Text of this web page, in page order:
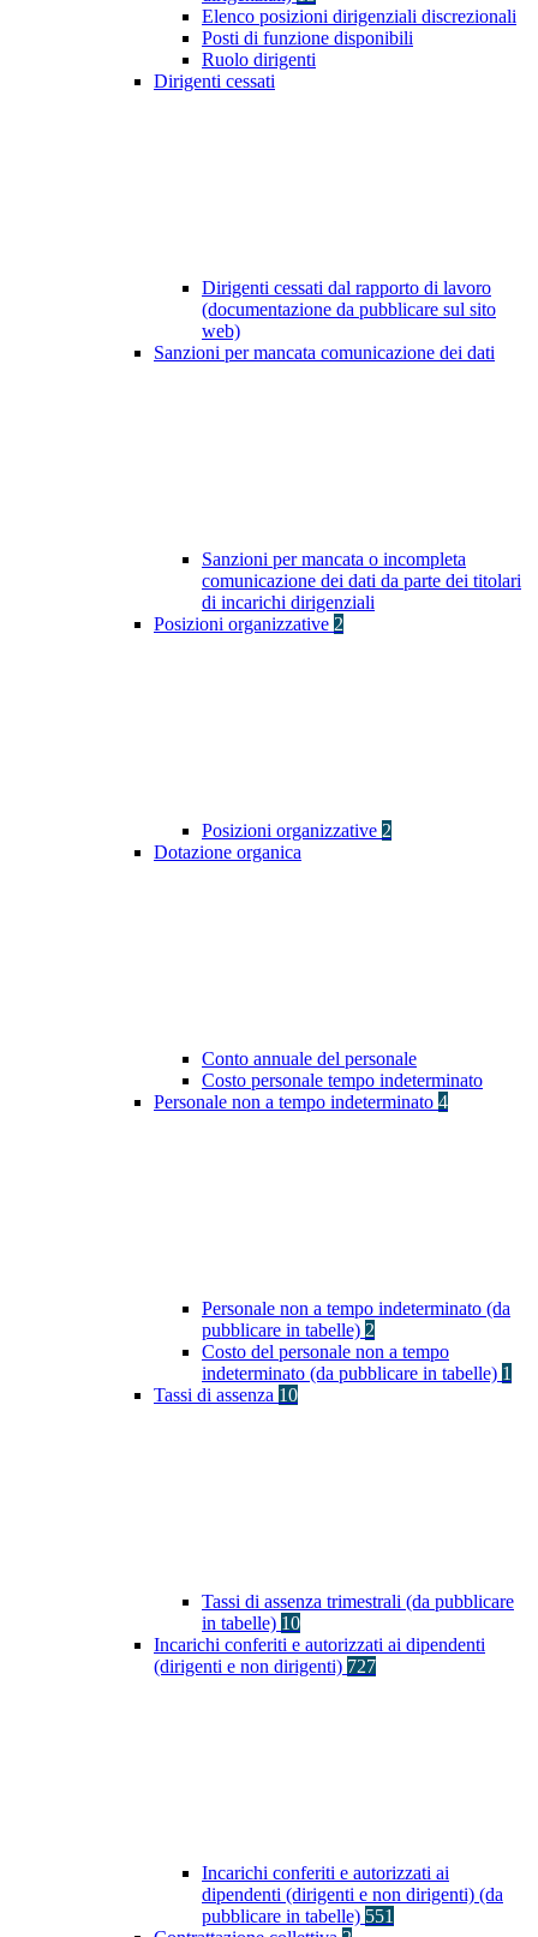
Elenco posizioni dirigenziali discrezionali
Posti di funzione disponibili
Ruolo dirigenti
Dirigenti cessati
Dirigenti cessati dal rapporto di lavoro
(documentazione da pubblicare sul sito
web)
Sanzioni per mancata comunicazione dei dati
Sanzioni per mancata o incompleta
comunicazione dei dati da parte dei titolari
di incarichi dirigenziali
Posizioni organizzative 2
Posizioni organizzative 2
Dotazione organica
Conto annuale del personale
Costo personale tempo indeterminato
Personale non a tempo indeterminato 4
Personale non a tempo indeterminato (da
pubblicare in tabelle) 2
Costo del personale non a tempo
indeterminato (da pubblicare in tabelle) 1
Tassi di assenza 10
Tassi di assenza trimestrali (da pubblicare
in tabelle) 10
Incarichi conferiti e autorizzati ai dipendenti
(dirigenti e non dirigenti) 727
Incarichi conferiti e autorizzati ai
dipendenti (dirigenti e non dirigenti) (da
pubblicare in tabelle) 551